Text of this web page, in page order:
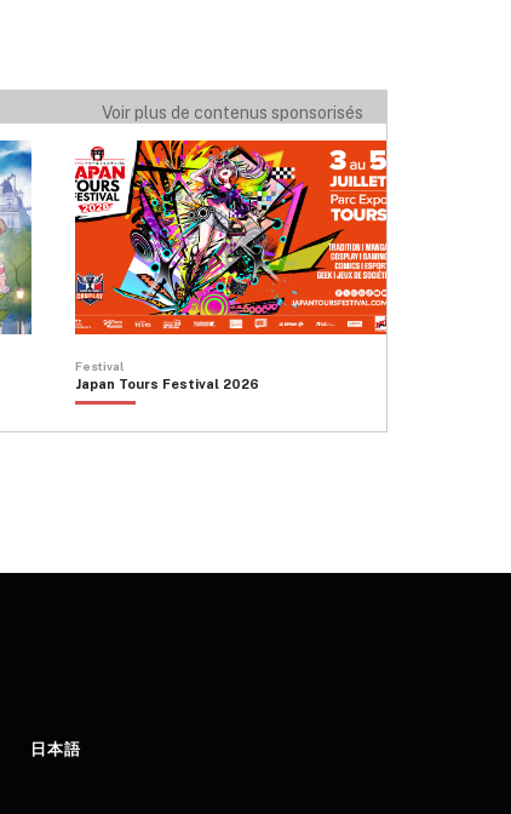
Voir plus de contenus sponsorisés
Festival
Japan Tours Festival 2026
日本語